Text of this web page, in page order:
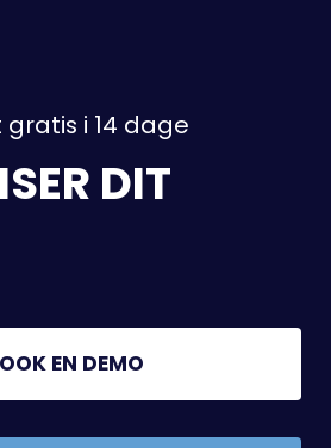
i 14 dage
DIT
EN DEMO